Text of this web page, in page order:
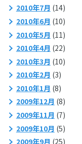
2010年7月 (14)
2010年6月 (10)
2010年5月 (11)
2010年4月 (22)
2010年3月 (10)
2010年2月 (3)
2010年1月 (8)
2009年12月 (8)
2009年11月 (7)
2009年10月 (5)
2009年9月 (25)